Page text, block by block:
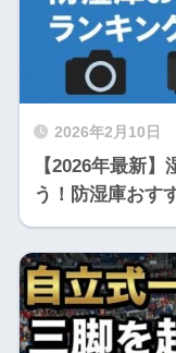
2026年2月10日
【2026年最新
う！防湿庫おす